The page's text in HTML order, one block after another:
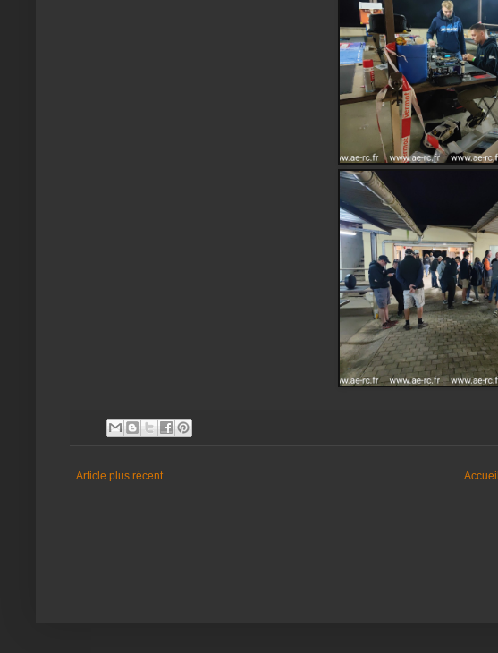
Article plus récent Accueil